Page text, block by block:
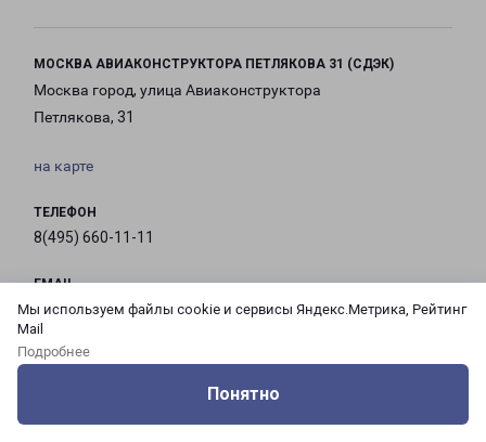
Мы используем файлы cookie и сервисы Яндекс.Метрика, Рейтинг
Mail
Подробнее
Понятно
МОСКВА АВИАКОНСТРУКТОРА ПЕТЛЯКОВА 31 (СДЭК)
Москва город, улица Авиаконструктора
Петлякова, 31
на карте
ТЕЛЕФОН
8(495) 660-11-11
EMAIL
pecom@pecom.ru
ГРАФИК РАБОТЫ
с 10:00 до с 10:00 до с 10:00 до с 10:00 до